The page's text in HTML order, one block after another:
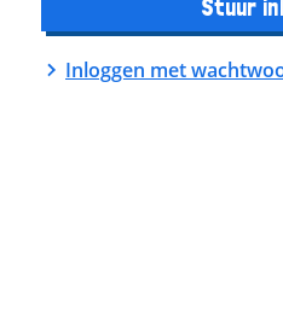
Stuur
Inloggen met